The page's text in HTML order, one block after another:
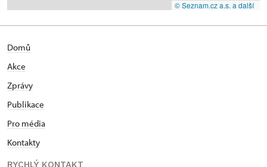
© Seznam.cz a.s. a další
Domů
Akce
Zprávy
Publikace
Pro média
Kontakty
RYCHLÝ KONTAKT